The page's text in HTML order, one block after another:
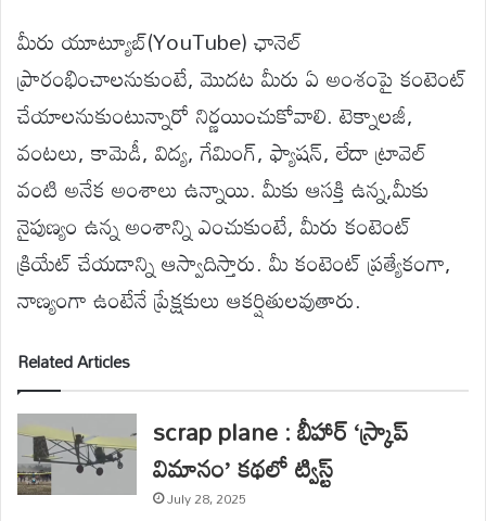
మీరు యూట్యూబ్(YouTube) ఛానెల్
ప్రారంభించాలనుకుంటే, మొదట మీరు ఏ అంశంపై కంటెంట్
చేయాలనుకుంటున్నారో నిర్ణయించుకోవాలి. టెక్నాలజీ,
వంటలు, కామెడీ, విద్య, గేమింగ్, ఫ్యాషన్, లేదా ట్రావెల్
వంటి అనేక అంశాలు ఉన్నాయి. మీకు ఆసక్తి ఉన్న,మీకు
నైపుణ్యం ఉన్న అంశాన్ని ఎంచుకుంటే, మీరు కంటెంట్
క్రియేట్ చేయడాన్ని ఆస్వాదిస్తారు. మీ కంటెంట్ ప్రత్యేకంగా,
నాణ్యంగా ఉంటేనే ప్రేక్షకులు ఆకర్షితులవుతారు.
Related Articles
scrap plane : బీహార్‌ ‘స్క్రాప్
విమానం’ కథలో ట్విస్ట్
July 28, 2025